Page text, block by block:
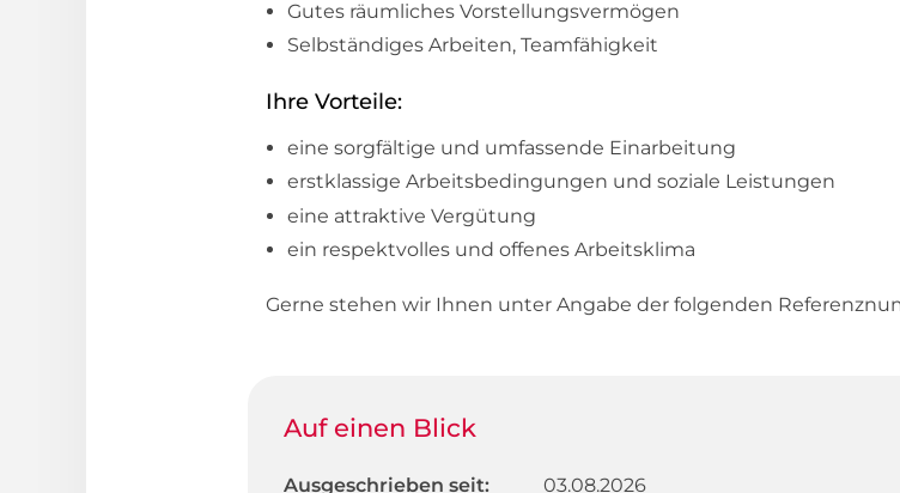
Gutes räumliches Vorstellungsvermögen
Selbständiges Arbeiten, Teamfähigkeit
Ihre Vorteile:
eine sorgfältige und umfassende Einarbeitung
erstklassige Arbeitsbedingungen und soziale Leistungen
eine attraktive Vergütung
ein respektvolles und offenes Arbeitsklima
Gerne stehen wir Ihnen unter Angabe der folgenden
Auf einen Blick
Ausgeschrieben seit:
03.08.2026